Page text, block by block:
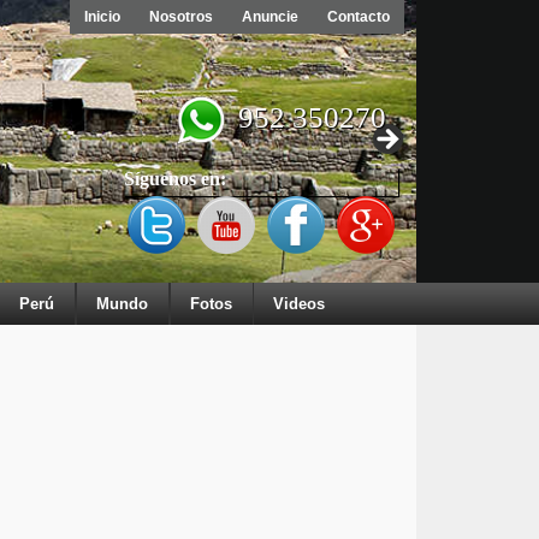
Inicio Nosotros Anuncie Contacto
952 350270
Síguenos en:
Perú Mundo Fotos Videos